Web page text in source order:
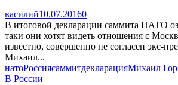
василий10.07.20160
В итоговой декларации саммита НАТО
таки они хотят видеть отношения с
известно, совершенно не согласен экс-
Михаил...
натоРоссиясаммитдекларацияМихаил
В России